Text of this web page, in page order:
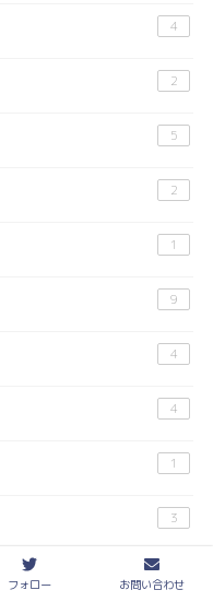
4
2
5
2
1
9
4
4
1
3
フォロー お問い合わせ